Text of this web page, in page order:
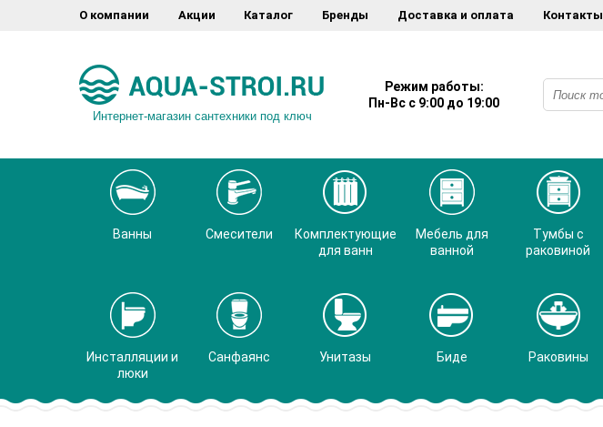
О компании Акции Каталог Бренды Доставка и оплата Контакты
Интернет-магазин сантехники под ключ
Режим работы:
Пн-Вс с 9:00 до 19:00
Ванны Смесители
Комплектующие
для ванн
Мебель для
ванной
Тумбы с
раковиной
Инсталляции и
люки
Санфаянс Унитазы Биде Раковины